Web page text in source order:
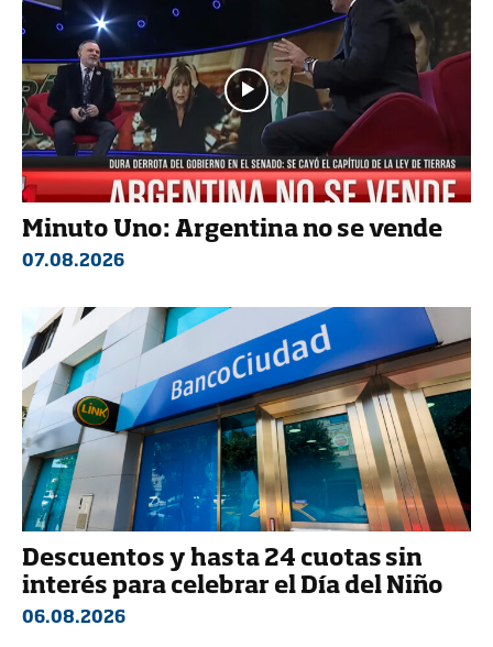
Minuto Uno: Argentina no se vende
07.08.2026
Descuentos y hasta 24 cuotas sin
interés para celebrar el Día del Niño
06.08.2026